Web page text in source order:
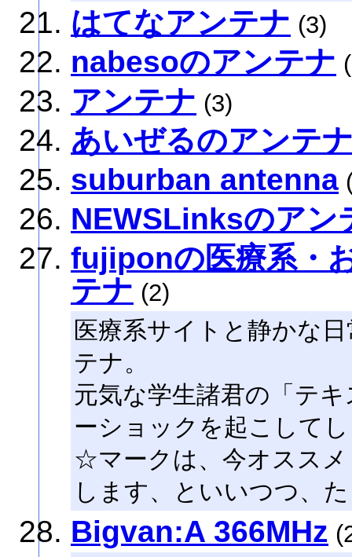
はてなアンテナ (3)
nabesoのアンテナ
アンテナ (3)
あいぜるのアンテ
suburban antenna
NEWSLinksのアン
fujiponの医療系・
テナ (2)
医療系サイトと静かな
テナ。
元気な学生諸君の「テ
ーショックを起こして
☆マークは、今オスス
します、といいつつ、
Bigvan:A 366MHz